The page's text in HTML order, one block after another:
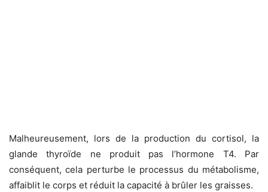
Malheureusement, lors de la production du cortisol, la
glande thyroïde ne produit pas l’hormone T4. Par
conséquent, cela perturbe le processus du métabolisme,
affaiblit le corps et réduit la capacité à brûler les graisses.